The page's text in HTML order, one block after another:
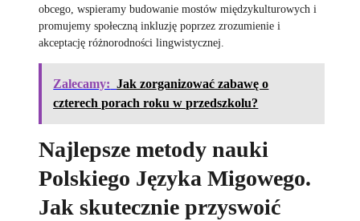
obcego, wspieramy budowanie mostów międzykulturowych i
promujemy społeczną inkluzję poprzez zrozumienie i
akceptację różnorodności lingwistycznej.
Zalecamy: Jak zorganizować zabawę o
czterech porach roku w przedszkolu?
Najlepsze metody nauki
Polskiego Języka Migowego.
Jak skutecznie przyswoić